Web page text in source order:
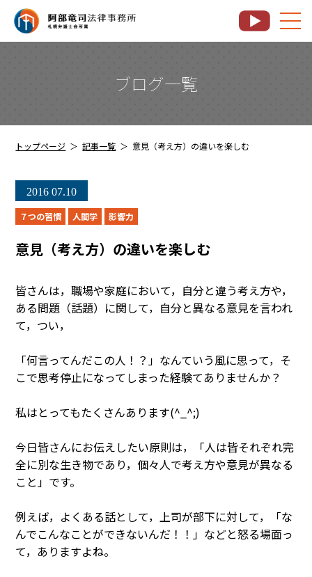
ブログ一覧
トップページ 記事一覧 意見（考え方）の違いを楽しむ
201607.10
７つの習慣 人間学 影響力
意見（考え方）の違いを楽しむ
皆さんは，職場や家庭において，自分と違う考え方や，
ある問題（話題）に関して，自分と異なる意見を言われ
て，つい，
「何言ってんだこの人！？」なんていう風に思って，そ
こで思考停止になってしまった経験てありませんか？
私はとってもたくさんあります(^_^;)
今日皆さんにお伝えしたい原則は，「人は皆それぞれ完
全に別な生き物であり，個々人で考え方や意見が異なる
こと」です。
例えば，よくある話として，上司が部下に対して，「な
んでこんなことができないんだ！！」などと怒る場面っ
て，ありますよね。